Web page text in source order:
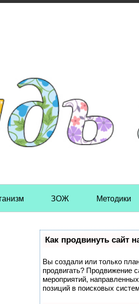
ЗОЖ Методики
Как продвинуть сайт
Вы создали или только
продвигать? Продвижение
мероприятий,
позиций в поисковых